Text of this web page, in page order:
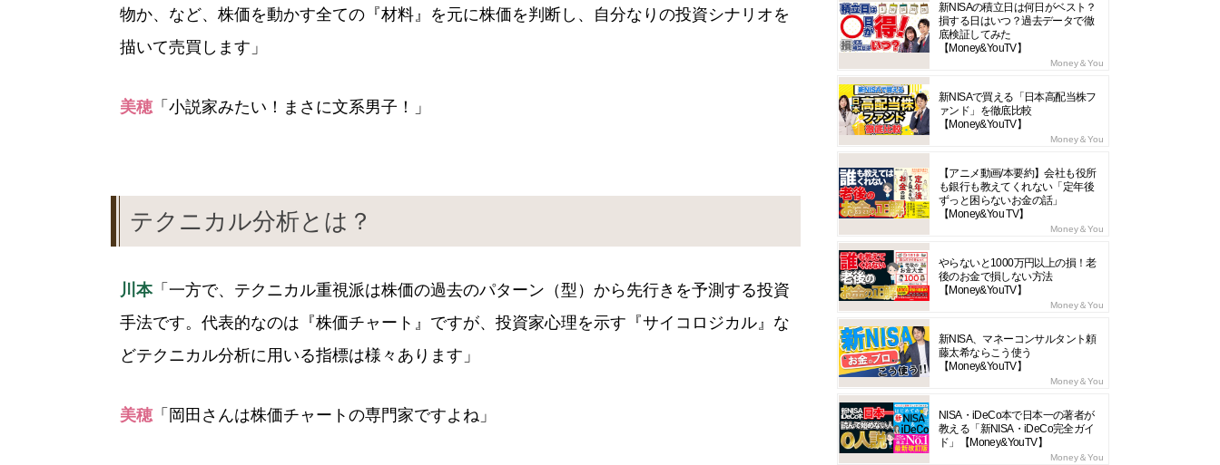
物か、など、株価を動かす全ての『材料』を元に株価を判断し、自分なりの投資シナリオを
描いて売買します」
美穂 「小説家みたい！まさに文系男子！」
テクニカル分析とは？
川本「一方で、テクニカル重視派は株価の過去のパターン（型）から先行きを予測する投資
手法です。代表的なのは『株価チャート』ですが、投資家心理を示す『サイコロジカル』な
どテクニカル分析に用いる指標は様々あります」
美穂 「岡田さんは株価チャートの専門家ですよね」
新NISAの積立日は何日がベスト？
損する日はいつ？過去データで徹
底検証してみた
【Money&YouTV】
Money＆You
新NISAで買える「日本高配当株フ
ァンド」を徹底比較
【Money&YouTV】
Money＆You
【アニメ動画/本要約】会社も役所
も銀行も教えてくれない「定年後
ずっと困らないお金の話」
【Money&You TV】
Money＆You
やらないと1000万円以上の損！老
後のお金で損しない方法
【Money&YouTV】
Money＆You
新NISA、マネーコンサルタント頼
藤太希ならこう使う
【Money&YouTV】
Money＆You
NISA・iDeCo本で日本一の著者が
教える「新NISA・iDeCo完全ガイ
ド」【Money&YouTV】
Money＆You